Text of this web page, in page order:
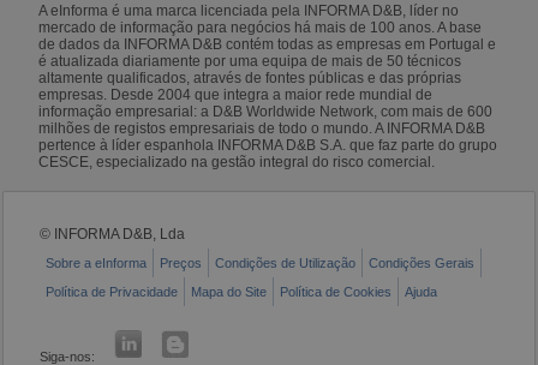
A eInforma é uma marca licenciada pela INFORMA D&B, líder no
mercado de informação para negócios há mais de 100 anos. A base
de dados da INFORMA D&B contém todas as empresas em Portugal e
é atualizada diariamente por uma equipa de mais de 50 técnicos
altamente qualificados, através de fontes públicas e das próprias
empresas. Desde 2004 que integra a maior rede mundial de
informação empresarial: a D&B Worldwide Network, com mais de 600
milhões de registos empresariais de todo o mundo. A INFORMA D&B
pertence à líder espanhola INFORMA D&B S.A. que faz parte do grupo
CESCE, especializado na gestão integral do risco comercial.
© INFORMA D&B, Lda
Sobre a eInforma Preços Condições de Utilização
Condições Gerais
Política de Privacidade
Mapa do Site Política de Cookies Ajuda
Siga-nos: